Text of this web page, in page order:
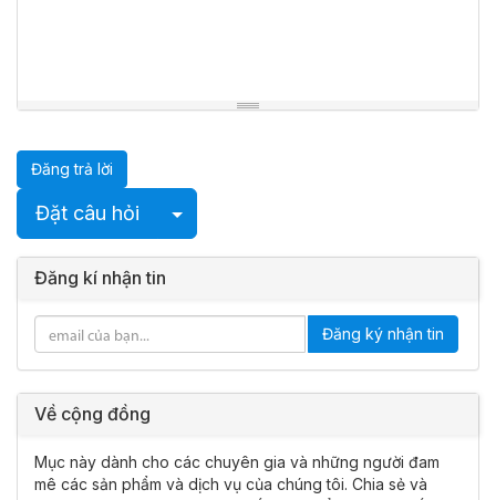
Đăng trả lời
Đặt câu hỏi Chọn Bài Đăng
Đăng kí nhận tin
Đăng ký nhận tin
Về cộng đồng
Mục này dành cho các chuyên gia và những người đam
mê các sản phẩm và dịch vụ của chúng tôi. Chia sẻ và